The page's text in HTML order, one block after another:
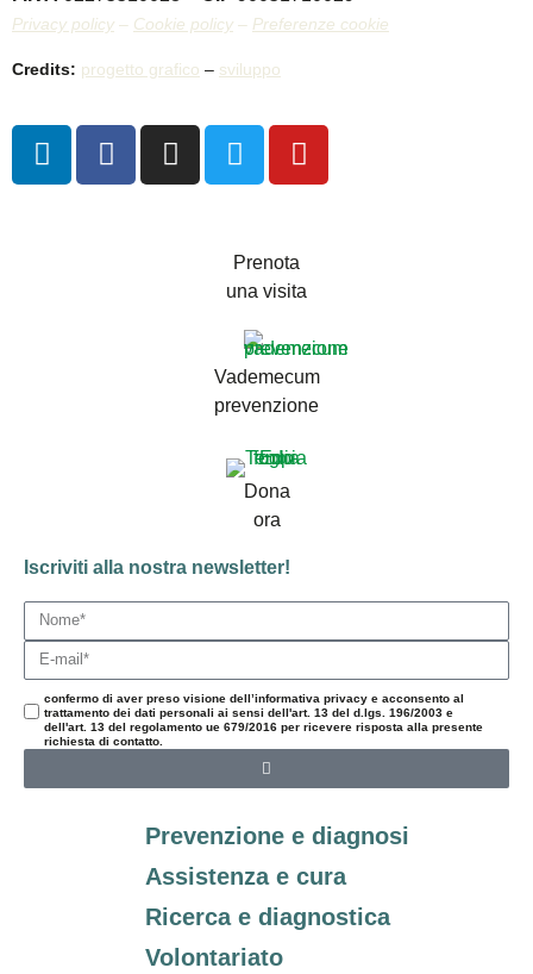
Privacy policy – Cookie policy – Preferenze cookie
Credits: progetto grafico – sviluppo
Prenota
una visita
Vademecum
prevenzione
Dona
ora
Iscriviti alla nostra newsletter!
confermo di aver preso visione dell’informativa privacy e acconsento al
trattamento dei dati personali ai sensi dell'art. 13 del d.lgs. 196/2003 e
dell'art. 13 del regolamento ue 679/2016 per ricevere risposta alla presente
richiesta di contatto.
Prevenzione e diagnosi
Assistenza e cura
Ricerca e diagnostica
Volontariato